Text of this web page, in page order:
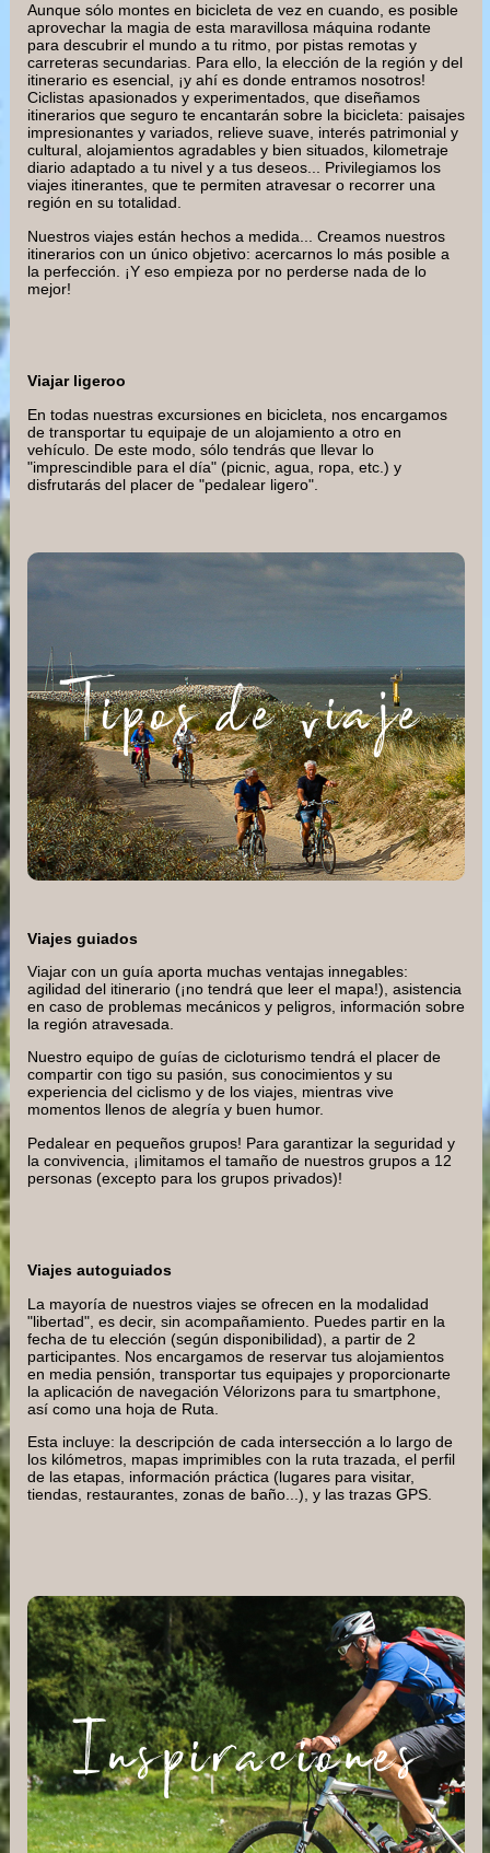
Aunque sólo montes en bicicleta de vez en cuando, es posible
aprovechar la magia de esta maravillosa máquina rodante
para descubrir el mundo a tu ritmo, por pistas remotas y
carreteras secundarias. Para ello, la elección de la región y del
itinerario es esencial, ¡y ahí es donde entramos nosotros!
Ciclistas apasionados y experimentados, que diseñamos
itinerarios que seguro te encantarán sobre la bicicleta: paisajes
impresionantes y variados, relieve suave, interés patrimonial y
cultural, alojamientos agradables y bien situados, kilometraje
diario adaptado a tu nivel y a tus deseos... Privilegiamos los
viajes itinerantes, que te permiten atravesar o recorrer una
región en su totalidad.
Nuestros viajes están hechos a medida... Creamos nuestros
itinerarios con un único objetivo: acercarnos lo más posible a
la perfección. ¡Y eso empieza por no perderse nada de lo
mejor!
Viajar ligeroo
En todas nuestras excursiones en bicicleta, nos encargamos
de transportar tu equipaje de un alojamiento a otro en
vehículo. De este modo, sólo tendrás que llevar lo
"imprescindible para el día" (picnic, agua, ropa, etc.) y
disfrutarás del placer de "pedalear ligero".
Tipos de viaje
Viajes guiados
Viajar con un guía aporta muchas ventajas innegables:
agilidad del itinerario (¡no tendrá que leer el mapa!), asistencia
en caso de problemas mecánicos y peligros, información sobre
la región atravesada.
Nuestro equipo de guías de cicloturismo tendrá el placer de
compartir con tigo su pasión, sus conocimientos y su
experiencia del ciclismo y de los viajes, mientras vive
momentos llenos de alegría y buen humor.
Pedalear en pequeños grupos! Para garantizar la seguridad y
la convivencia, ¡limitamos el tamaño de nuestros grupos a 12
personas (excepto para los grupos privados)!
Viajes autoguiados
La mayoría de nuestros viajes se ofrecen en la modalidad
"libertad", es decir, sin acompañamiento. Puedes partir en la
fecha de tu elección (según disponibilidad), a partir de 2
participantes. Nos encargamos de reservar tus alojamientos
en media pensión, transportar tus equipajes y proporcionarte
la aplicación de navegación Vélorizons para tu smartphone,
así como una hoja de Ruta.
Esta incluye: la descripción de cada intersección a lo largo de
los kilómetros, mapas imprimibles con la ruta trazada, el perfil
de las etapas, información práctica (lugares para visitar,
tiendas, restaurantes, zonas de baño...), y las trazas GPS.
Inspiraciones